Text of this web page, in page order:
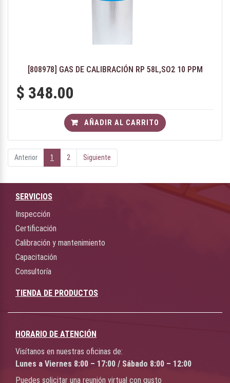
[808978] GAS DE CALIBRACIÓN RP 58L,SO2 10 PPM
$ 348.00
AÑADIR AL CARRITO
Anterior 1 2 Siguiente
SERVICIOS
Inspección
Certificación
Calibración y mantenimiento
Capacitación
Consultoría
TIENDA DE PRODUCTOS
HORARIO DE ATENCIÓN
Visítanos en nuestras oficinas de:
Lunes a Viernes 8:00 – 17:00 / Sábado 8:00 – 12:00
Puedes solicitar una reunión virtual con gusto